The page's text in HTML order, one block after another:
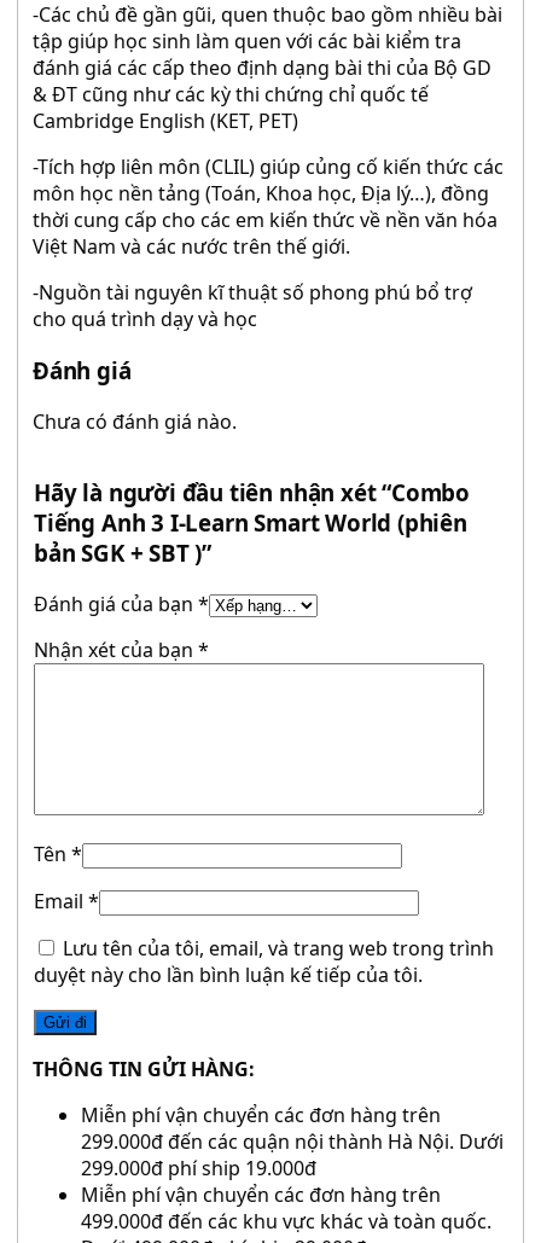
-Các chủ đề gần gũi, quen thuộc bao gồm nhiều bài
tập giúp học sinh làm quen với các bài kiểm tra
đánh giá các cấp theo định dạng bài thi của Bộ GD
& ĐT cũng như các kỳ thi chứng chỉ quốc tế
Cambridge English (KET, PET)
-Tích hợp liên môn (CLIL) giúp củng cố kiến thức các
môn học nền tảng (Toán, Khoa học, Địa lý…), đồng
thời cung cấp cho các em kiến thức về nền văn hóa
Việt Nam và các nước trên thế giới.
-Nguồn tài nguyên kĩ thuật số phong phú bổ trợ
cho quá trình dạy và học
Đánh giá
Chưa có đánh giá nào.
Hãy là người đầu tiên nhận xét “Combo
Tiếng Anh 3 I-Learn Smart World (phiên
bản SGK + SBT )”
Đánh giá của bạn *
Nhận xét của bạn *
Tên *
Email *
Lưu tên của tôi, email, và trang web trong trình
duyệt này cho lần bình luận kế tiếp của tôi.
THÔNG TIN GỬI HÀNG:
Miễn phí vận chuyển các đơn hàng trên
299.000đ đến các quận nội thành Hà Nội. Dưới
299.000đ phí ship 19.000đ
Miễn phí vận chuyển các đơn hàng trên
499.000đ đến các khu vực khác và toàn quốc.